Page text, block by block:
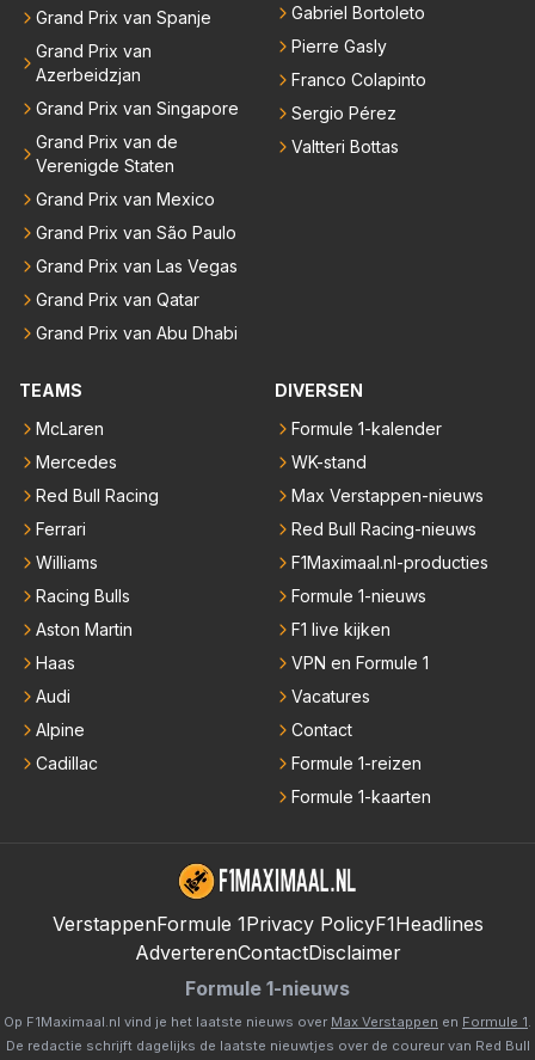
Grand Prix van Spanje
Grand Prix van
Azerbeidzjan
Grand Prix van Singapore
Grand Prix van de
Verenigde Staten
Grand Prix van Mexico
Grand Prix van São Paulo
Grand Prix van Las Vegas
Grand Prix van Qatar
Grand Prix van Abu Dhabi
Gabriel Bortoleto
Pierre Gasly
Franco Colapinto
Sergio Pérez
Valtteri Bottas
TEAMS
McLaren
Mercedes
Red Bull Racing
Ferrari
Williams
Racing Bulls
Aston Martin
Haas
Audi
Alpine
Cadillac
DIVERSEN
Formule 1-kalender
WK-stand
Max Verstappen-nieuws
Red Bull Racing-nieuws
F1Maximaal.nl-producties
Formule 1-nieuws
F1 live kijken
VPN en Formule 1
Vacatures
Contact
Formule 1-reizen
Formule 1-kaarten
VerstappenFormule 1Privacy PolicyF1Headlines
AdverterenContactDisclaimer
Formule 1-nieuws
Op F1Maximaal.nl vind je het laatste nieuws over Max Verstappen en Formule 1
De redactie schrijft dagelijks de laatste nieuwtjes over de coureur van Red Bull